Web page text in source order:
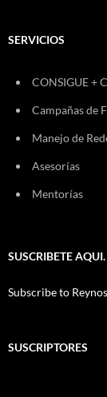
SERVICIOS
CONSIGUE +
Campañas de
Manejo de
Asesorías
Mentorías
SUSCRIBETE AQUI.
Subscribe to
SUSCRIPTORES